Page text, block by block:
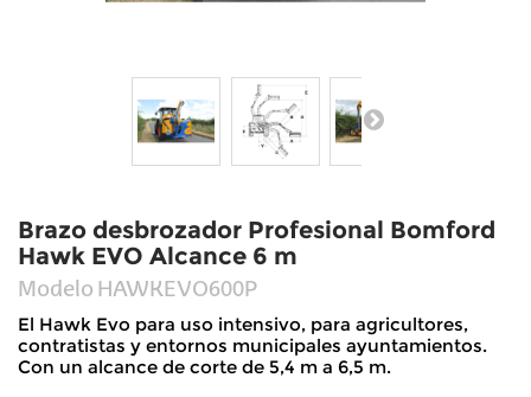
Brazo desbrozador Profesional Bomford
Hawk EVO Alcance 6 m
Modelo HAWKEVO600P
El Hawk Evo para uso intensivo, para agricultores,
contratistas y entornos municipales ayuntamientos.
Con un alcance de corte de 5,4 m a 6,5 m.